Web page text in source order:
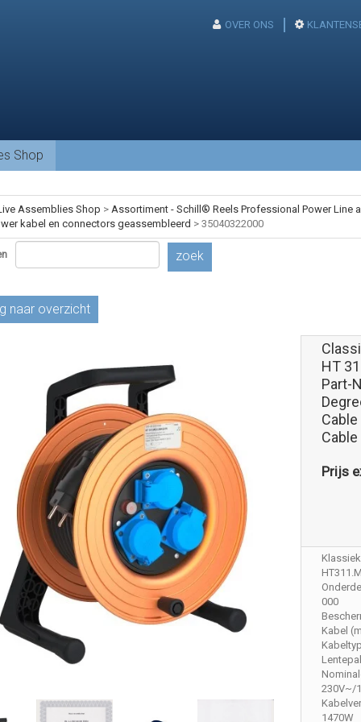
OVER ONS
Shop
Assemblies Shop > Assortiment - Schill® Reels Professional Power Line
kabel en connectors geassembleerd > 35040322000
zoek
naar overzicht
HT
Part-
Prijs
000
Kabel
230V~/
1470W